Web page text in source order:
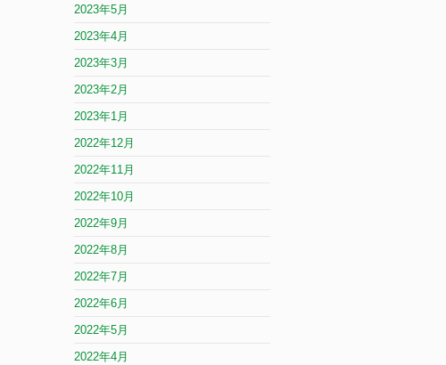
2023年5月
2023年4月
2023年3月
2023年2月
2023年1月
2022年12月
2022年11月
2022年10月
2022年9月
2022年8月
2022年7月
2022年6月
2022年5月
2022年4月